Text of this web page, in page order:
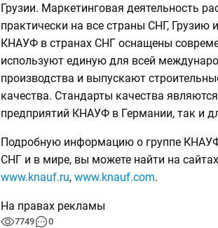
Грузии. Маркетинговая деятельность
практически на все страны СНГ,
КНАУФ в странах СНГ оснащены
используют единую для всей
производства и выпускают
качества. Стандарты качества
предприятий КНАУФ в Германии, так и
Подробную информацию о группе КНАУФ
СНГ и в мире, вы можете найти на сайтах
www.knauf.ru, www.knauf.com.
На правах рекламы
7749 0